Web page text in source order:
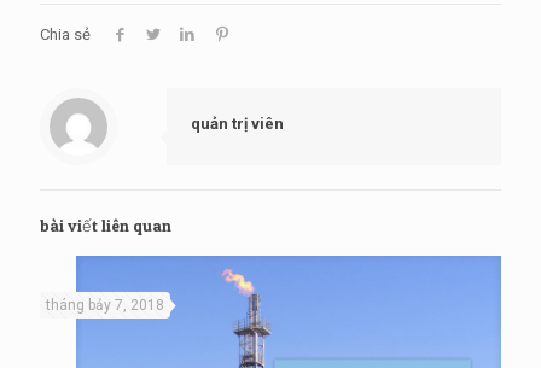
Chia sẻ
quản trị viên
bài viết liên quan
tháng bảy 7, 2018